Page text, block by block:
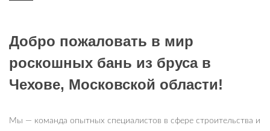
Добро пожаловать в мир
роскошных бань из бруса в
Чехове, Московской области!
Мы — команда опытных специалистов в сфере строительства и